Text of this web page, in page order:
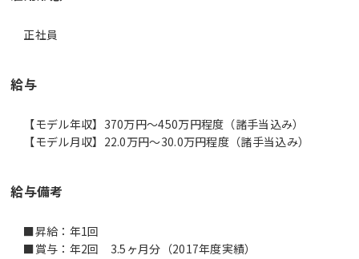
正社員
給与
【モデル年収】370万円〜450万円程度（諸手当込み）
【モデル月収】22.0万円〜30.0万円程度（諸手当込み）
給与備考
■昇給：年1回
■賞与：年2回 3.5ヶ月分（2017年度実績）